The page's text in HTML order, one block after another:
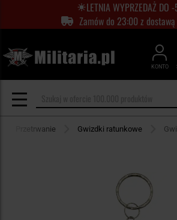
LETNIA WYPRZEDAŻ DO
Zamów do 23:00 z
KONTO
Przetrwanie Gwizdki ratunkowe